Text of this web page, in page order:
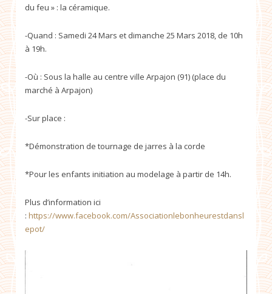
du feu » : la céramique.
-Quand : Samedi 24 Mars et dimanche 25 Mars 2018, de 10h
à 19h.
-Où : Sous la halle au centre ville Arpajon (91) (place du
marché à Arpajon)
-Sur place :
*Démonstration de tournage de jarres à la corde
*Pour les enfants initiation au modelage à partir de 14h.
Plus d’information ici
: https://www.facebook.com/Associationlebonheurestdansl
epot/